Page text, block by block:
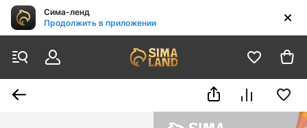
Сима-ленд
Продолжить в приложении